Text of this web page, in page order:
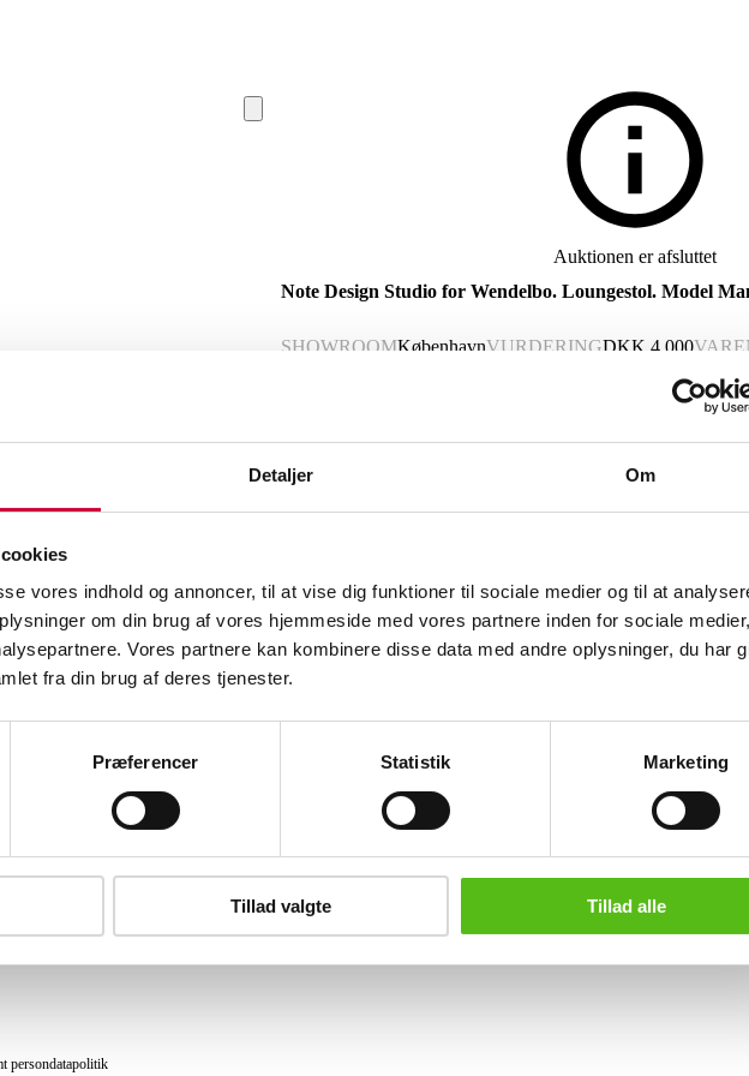
Detaljer Om
vores indhold og annoncer, til at vise dig funktioner til sociale medier og til at
om din brug af vores hjemmeside med vores partnere inden for sociale medier,
Vores partnere kan kombinere disse data med andre oplysninger, du har
fra din brug af deres tjenester.
Præferencer Statistik Marketing
Tillad valgte Tillad alle
Auktionen er afsluttet
Note Design Studio for Wendelbo. Loungestol. Model
SHOWROOMKøbenhavnVURDERINGDKK 4.000
Note Design Studio for Wendelbo. Loungestol. Model Mango Mini
Betrukket med møbelstof. måll: H. 78 B. 64 D. 65 Sh. 46 cm.
Lignende varer
og modtag nyheder samt tilbud direkte i din email.
persondatapolitik